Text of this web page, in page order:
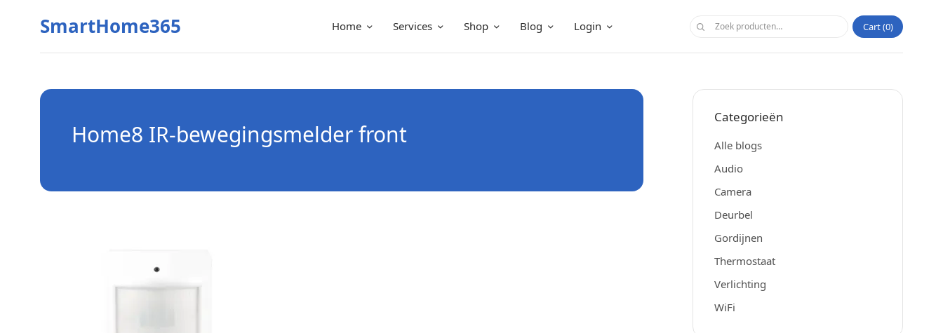
SmartHome365 Home Services Shop Blog Login Cart 0
Home8 IR-bewegingsmelder front
Categorieën
Alle blogs
Audio
Camera
Deurbel
Gordijnen
Thermostaat
Verlichting
WiFi